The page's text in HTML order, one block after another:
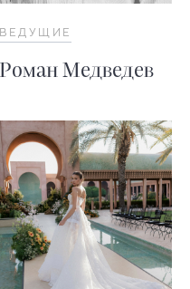
ВЕДУЩИЕ
Роман Медведев